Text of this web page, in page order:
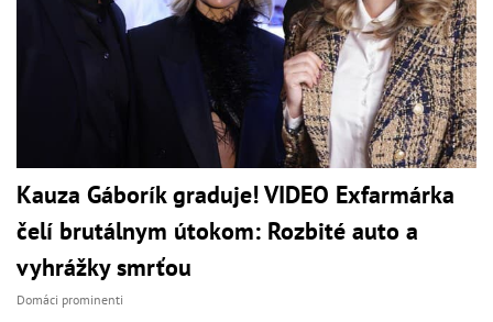
Kauza Gáborík graduje! VIDEO Exfarmárka
čelí brutálnym útokom: Rozbité auto a
vyhrážky smrťou
Domáci prominenti